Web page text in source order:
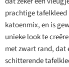
prachtige tafelkleed
katoenmix, en is
unieke look te
met zwart rand, dat
schitterende